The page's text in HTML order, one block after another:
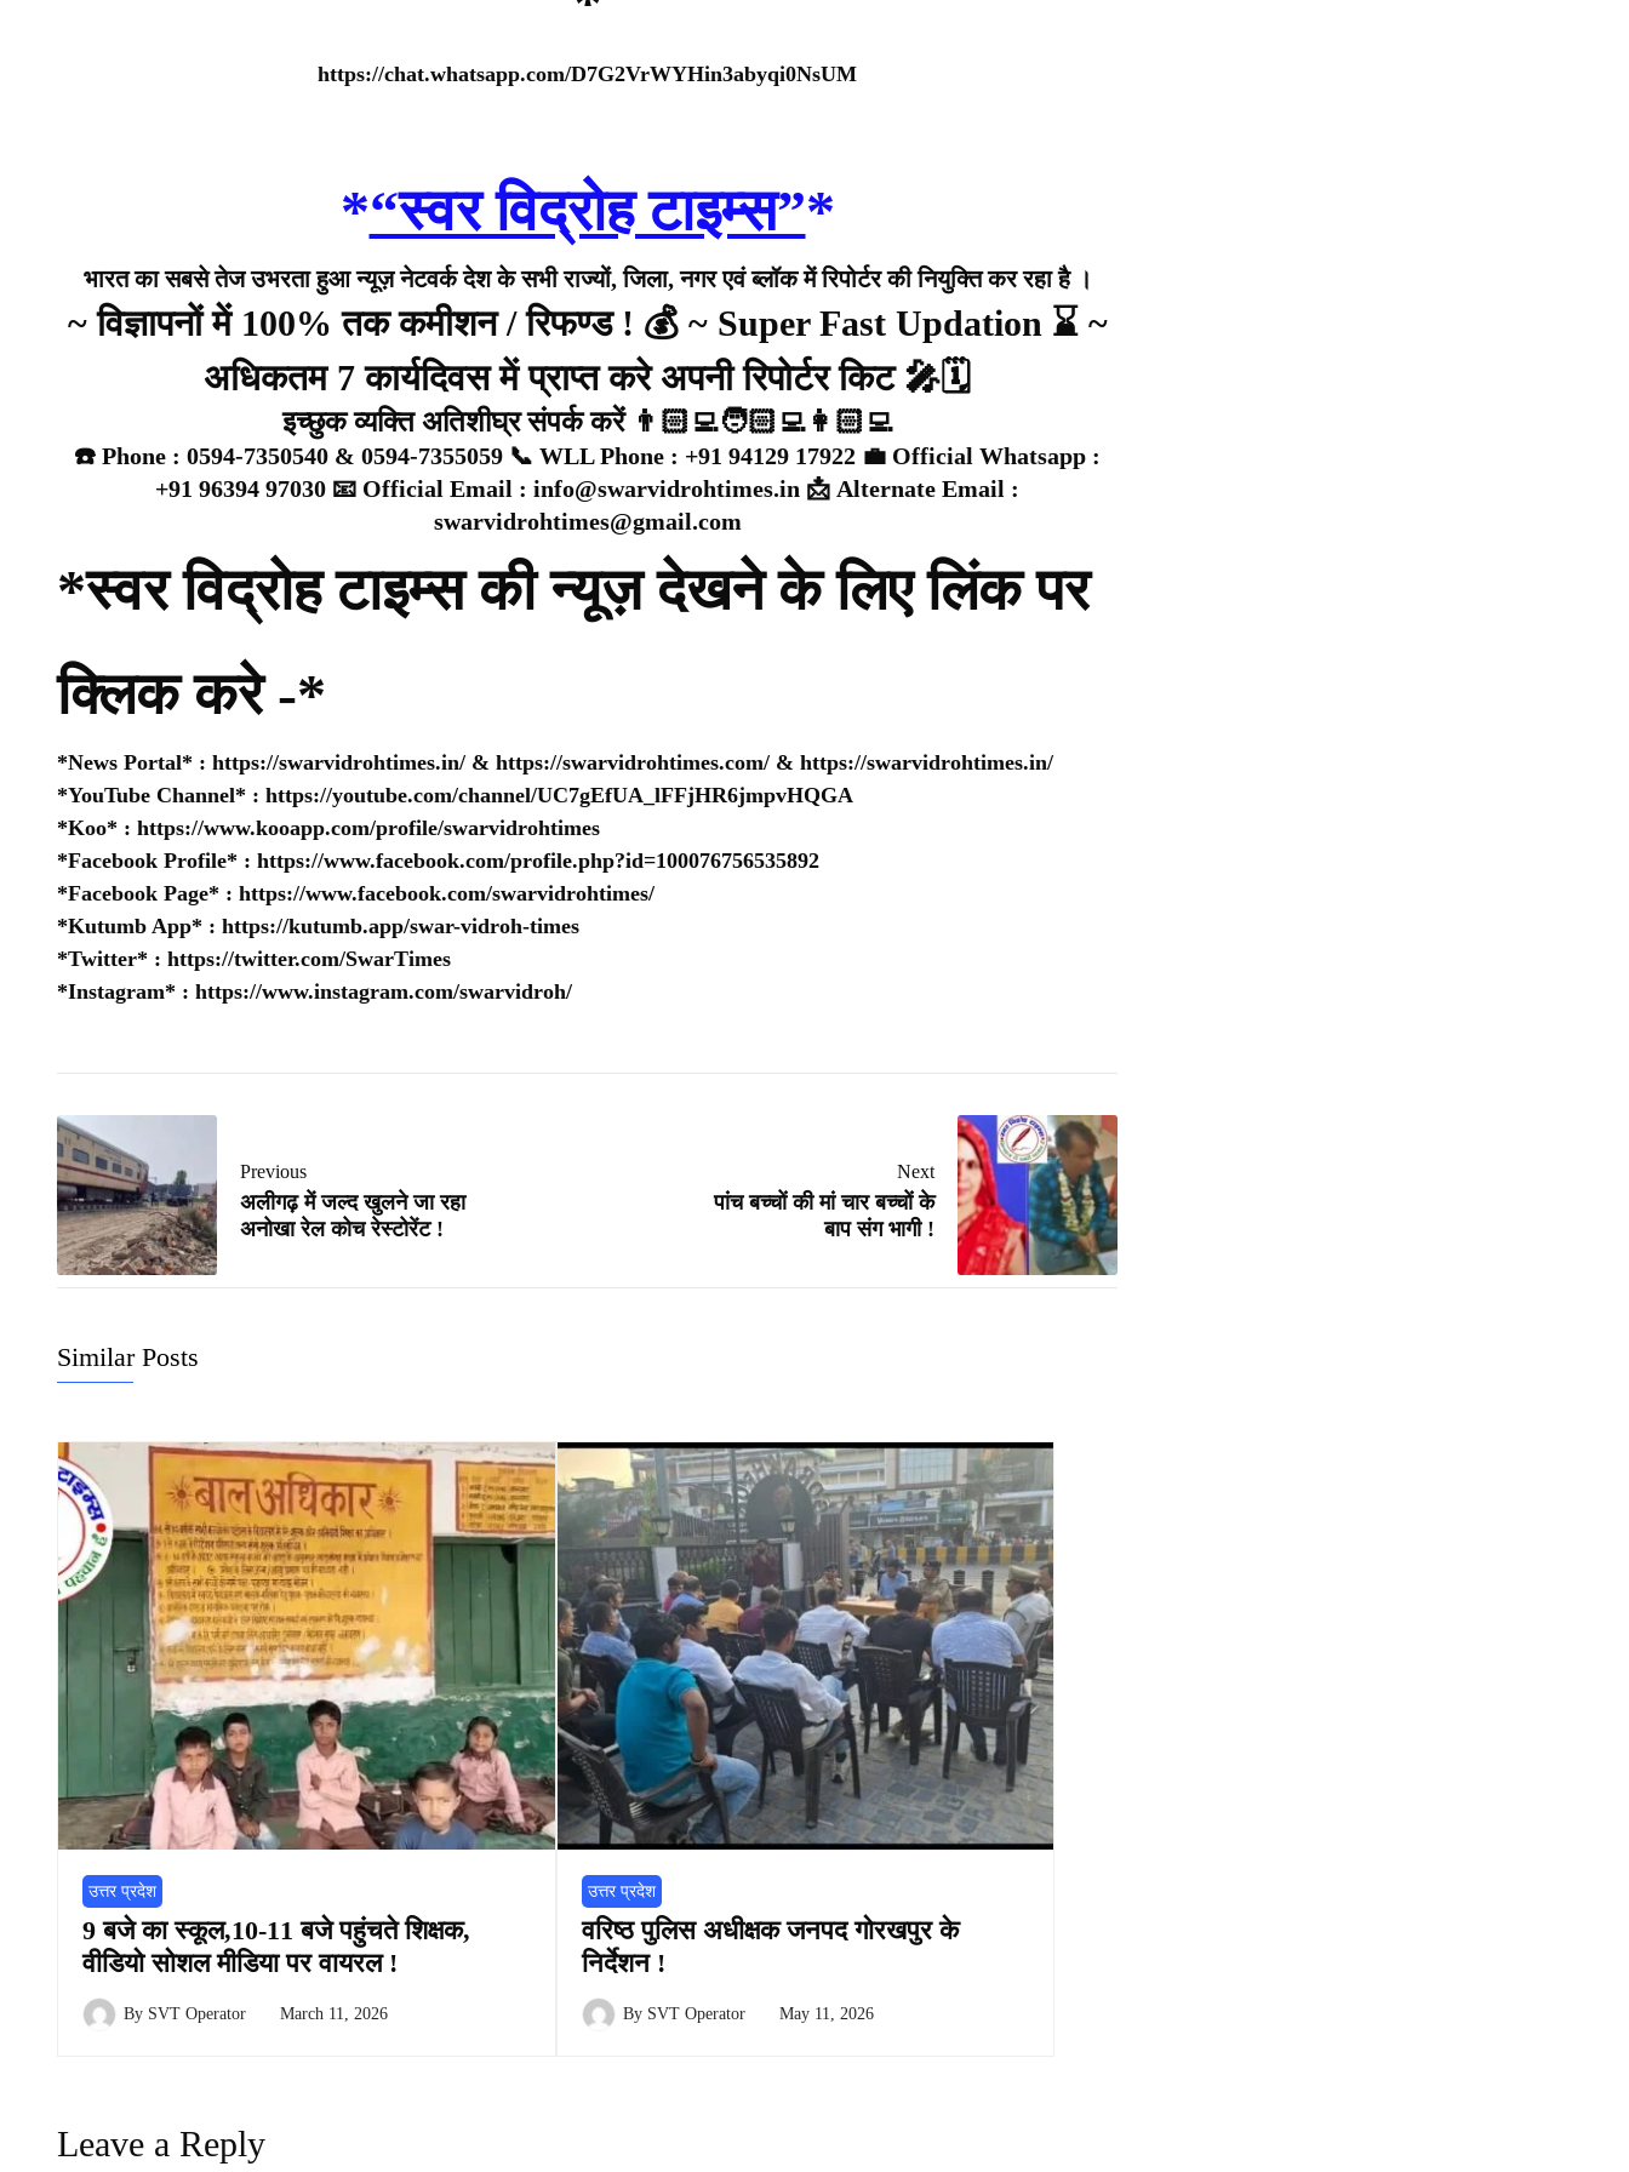
https://chat.whatsapp.com/D7G2VrWYHin3abyqi0NsUM
*“स्वर विद्रोह टाइम्स”*
भारत का सबसे तेज उभरता हुआ न्यूज़ नेटवर्क देश के सभी राज्यों, जिला, नगर एवं ब्लॉक में रिपोर्टर की नियुक्ति कर रहा है ।
~ विज्ञापनों में 100% तक कमीशन / रिफण्ड ! 💰 ~ Super Fast Updation ⌛ ~
अधिकतम 7 कार्यदिवस में प्राप्त करे अपनी रिपोर्टर किट 🎤🗓️
इच्छुक व्यक्ति अतिशीघ्र संपर्क करें 👨🏻‍💻🧑🏻‍💻👩🏻‍💻
☎️ Phone : 0594-7350540 & 0594-7355059 📞 WLL Phone : +91 94129 17922 💼 Official Whatsapp :
+91 96394 97030 📧 Official Email : info@swarvidrohtimes.in 📩 Alternate Email :
swarvidrohtimes@gmail.com
*स्वर विद्रोह टाइम्स की न्यूज़ देखने के लिए लिंक पर
क्लिक करे -*
*News Portal* : https://swarvidrohtimes.in/ & https://swarvidrohtimes.com/ & https://swarvidrohtimes.in/
*YouTube Channel* : https://youtube.com/channel/UC7gEfUA_lFFjHR6jmpvHQGA
*Koo* : https://www.kooapp.com/profile/swarvidrohtimes
*Facebook Profile* : https://www.facebook.com/profile.php?id=100076756535892
*Facebook Page* : https://www.facebook.com/swarvidrohtimes/
*Kutumb App* : https://kutumb.app/swar-vidroh-times
*Twitter* : https://twitter.com/SwarTimes
*Instagram* : https://www.instagram.com/swarvidroh/
Previous
अलीगढ़ में जल्द खुलने जा रहा
अनोखा रेल कोच रेस्टोरेंट !
Next
पांच बच्चों की मां चार बच्चों के
बाप संग भागी !
Similar Posts
उत्तर प्रदेश
9 बजे का स्कूल,10-11 बजे पहुंचते शिक्षक,
वीडियो सोशल मीडिया पर वायरल !
By SVT Operator March 11, 2026
उत्तर प्रदेश
वरिष्ठ पुलिस अधीक्षक जनपद गोरखपुर के
निर्देशन !
By SVT Operator May 11, 2026
Leave a Reply